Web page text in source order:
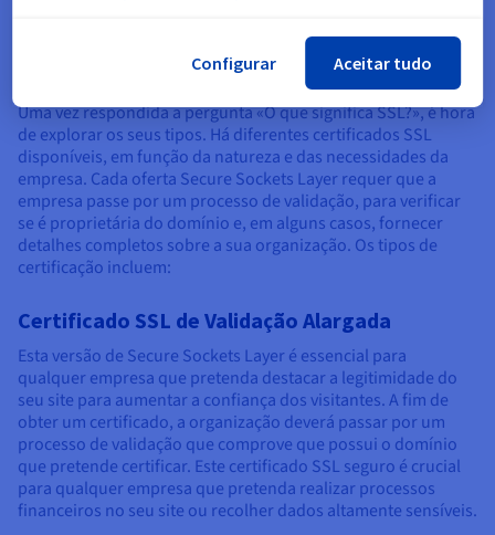
Quais são os diferentes tipos de
Uma vez respondida a pergunta «O que significa SSL?», é hora
de explorar os seus tipos. Há diferentes certificados SSL
disponíveis, em função da natureza e das necessidades da
empresa. Cada oferta Secure Sockets Layer requer que a
empresa passe por um processo de validação, para verificar
se é proprietária do domínio e, em alguns casos, fornecer
detalhes completos sobre a sua organização. Os tipos de
certificação incluem:
Certificado SSL de Validação Alargada
Esta versão de Secure Sockets Layer é essencial para
qualquer empresa que pretenda destacar a legitimidade do
seu site para aumentar a confiança dos visitantes. A fim de
obter um certificado, a organização deverá passar por um
processo de validação que comprove que possui o domínio
que pretende certificar. Este certificado SSL seguro é crucial
para qualquer empresa que pretenda realizar processos
financeiros no seu site ou recolher dados altamente sensíveis.
Configurar Aceitar tudo